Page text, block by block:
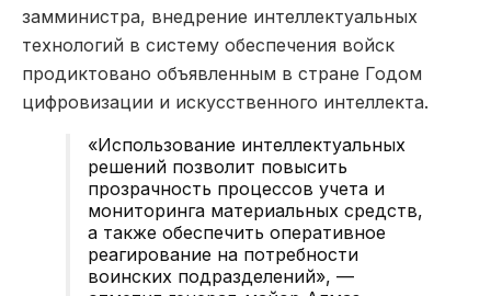
замминистра, внедрение интеллектуальных
технологий в систему обеспечения войск
продиктовано объявленным в стране Годом
цифровизации и искусственного интеллекта.
«Использование интеллектуальных
решений позволит повысить
прозрачность процессов учета и
мониторинга материальных средств,
а также обеспечить оперативное
реагирование на потребности
воинских подразделений», —